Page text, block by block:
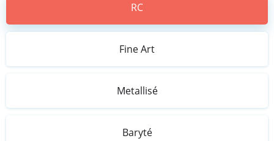
RC
Fine Art
Metallisé
Baryté